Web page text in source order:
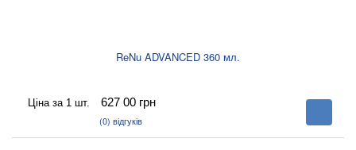
ReNu ADVANCED 360 мл.
Ціна за 1 шт. 627 00 грн
(0) відгуків
В
корзину